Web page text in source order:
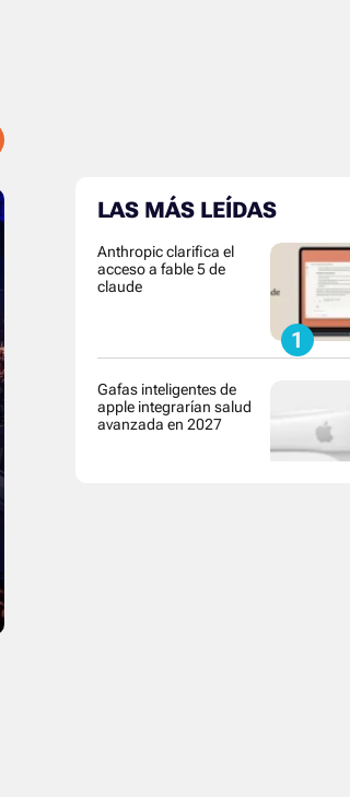
LAS MÁS LEÍDAS
Anthropic clarifica el
acceso a fable 5 de
claude
Gafas inteligentes de
apple integrarían salud
avanzada en 2027